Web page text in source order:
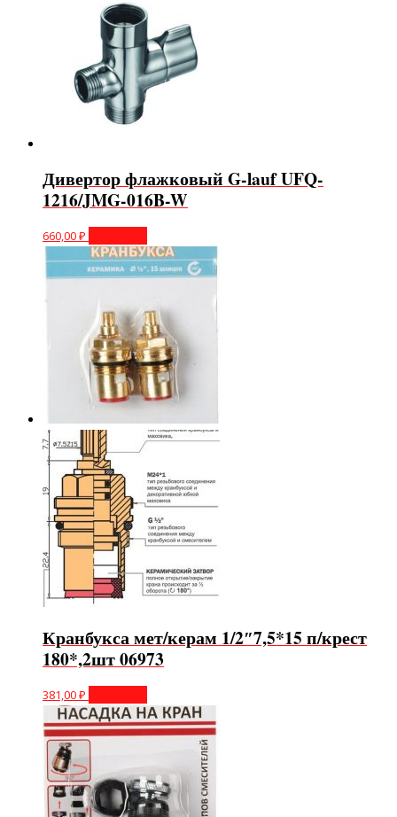
Дивертор флажковый G-lauf UFQ-
1216/JMG-016B-W
660,00₽
Кранбукса мет/керам 1/2″7,5*15 п/крест
180*,2шт 06973
381,00₽